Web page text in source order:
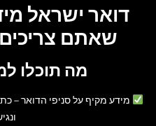
דואר ישראל
שאתם
מה תוכלו
מידע מקיף על סניפי הדואר–